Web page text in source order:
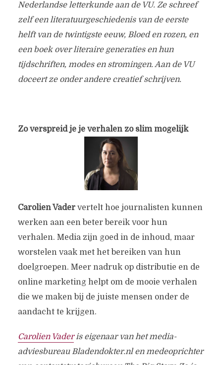
Nederlandse letterkunde aan de VU. Ze schreef
zelf een literatuurgeschiedenis van de eerste
helft van de twintigste eeuw, Bloed en rozen, en
een boek over literaire generaties en hun
tijdschriften, modes en stromingen. Aan de VU
doceert ze onder andere creatief schrijven.
Zo verspreid je je verhalen zo slim mogelijk
Carolien Vadervertelt hoe journalisten kunnen
werken aan een beter bereik voor hun
verhalen. Media zijn goed in de inhoud, maar
worstelen vaak met het bereiken van hun
doelgroepen. Meer nadruk op distributie en de
online marketing helpt om de mooie verhalen
die we maken bij de juiste mensen onder de
aandacht te krijgen.
Carolien Vaderis eigenaar van het media-
adviesbureau Bladendokter.nl en medeoprichter